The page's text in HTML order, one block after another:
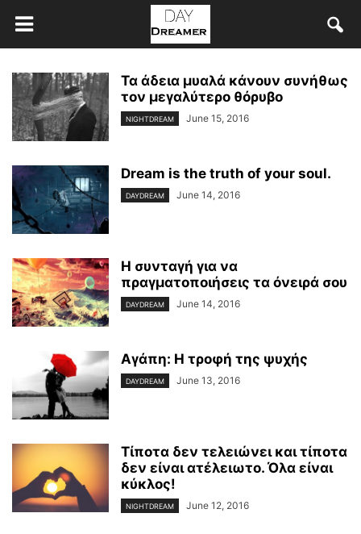
Τα άδεια μυαλά κάνουν συνήθως
τον μεγαλύτερο θόρυβο
NIGHTDREAM June 15, 2016
Dream is the truth of your soul.
DAYDREAM June 14, 2016
Η συνταγή για να
πραγματοποιήσεις τα όνειρά σου
DAYDREAM June 14, 2016
Αγάπη: Η τροφή της ψυχής
DAYDREAM June 13, 2016
Τίποτα δεν τελειώνει και τίποτα
δεν είναι ατέλειωτο. Όλα είναι
κύκλος!
NIGHTDREAM June 12, 2016